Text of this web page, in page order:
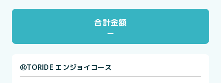
合計金額
㉞TORIDE エンジョイコース